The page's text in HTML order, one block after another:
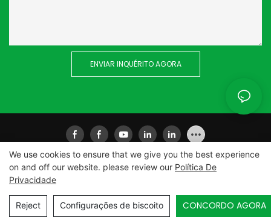
ENVIAR INQUÉRITO AGORA
Copyright © 2026
Ailisheng, Ltd
Mapa do site Política de Privacidade
We use cookies to ensure that we give you the best experience
on and off our website. please review our Política De
Privacidade
Reject Configurações de biscoito CONCORDO AGORA